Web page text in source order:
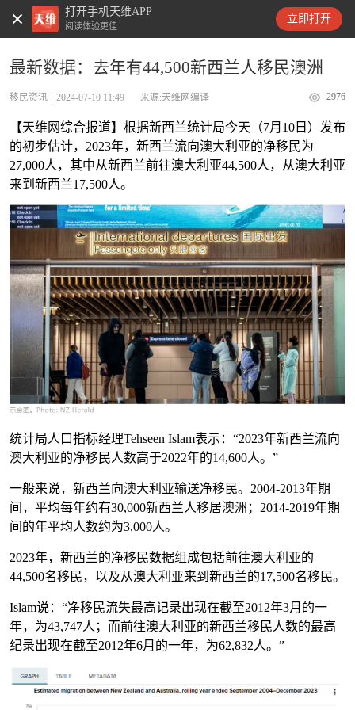
打开手机天维APP
阅读体验更佳
立即打开
天维新闻
最新数据：去年有44,500新西兰人移民澳洲
移民资讯 2024-07-10 11:49 来源:天维网编译 2976
【天维网综合报道】根据新西兰统计局今天（7月10日）发布
的初步估计，2023年，新西兰流向澳大利亚的净移民为
27,000人， 其中从新西兰前往澳大利亚44,500人，从澳大利亚
来到新西兰17,500人。
统计局人口指标经理Tehseen Islam表示：“2023年新西兰流向
澳大利亚的净移民人数高于2022年的14,600人。”
一般来说，新西兰向澳大利亚输送净移民。2004-2013年期
间，平均每年约有30,000新西兰人移居澳洲；2014-2019年期
间的年平均人数约为3,000人。
2023年，新西兰的净移民数据组成包括前往澳大利亚的
44,500名移民，以及从澳大利亚来到新西兰的17,500名移民。
Islam说：“净移民流失最高记录出现在截至2012年3月的一
年，为43,747人；而前往澳大利亚的新西兰移民人数的最高
纪录出现在截至2012年6月的一年，为62,832人。”